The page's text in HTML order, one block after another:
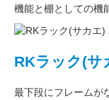
機能と棚としての機
RKラック(サ
最下段にフレームが